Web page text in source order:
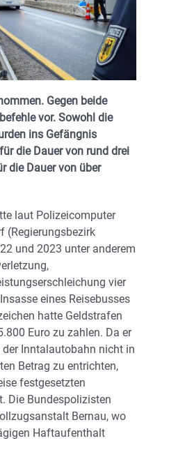
Gegen beide
vor. Sowohl die
ins Gefängnis
die Dauer von rund drei
die Dauer von über
laut Polizeicomputer
(Regierungsbezirk
und 2023 unter anderem
vier
eines Reisebusses
hatte Geldstrafen
Euro zu zahlen. Da er
Inntalautobahn nicht in
Betrag zu entrichten,
festgesetzten
Die Bundespolizisten
Bernau, wo
Haftaufenthalt